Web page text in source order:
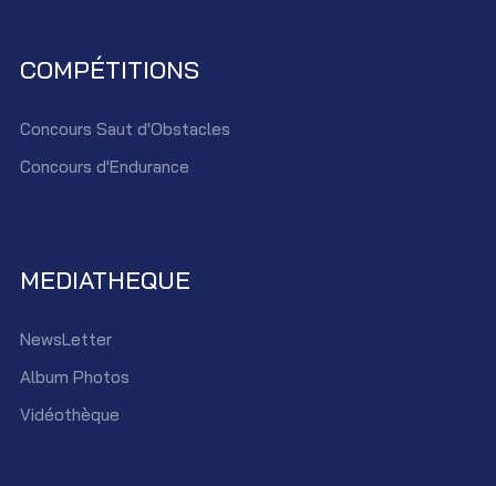
COMPÉTITIONS
Concours Saut d'Obstacles
Concours d'Endurance
MEDIATHEQUE
NewsLetter
Album Photos
Vidéothèque